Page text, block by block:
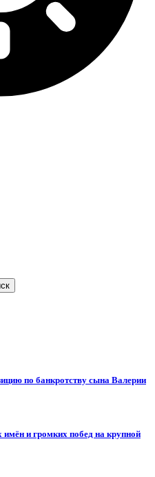
по банкротству сына Валерии
имён и громких побед на крупной